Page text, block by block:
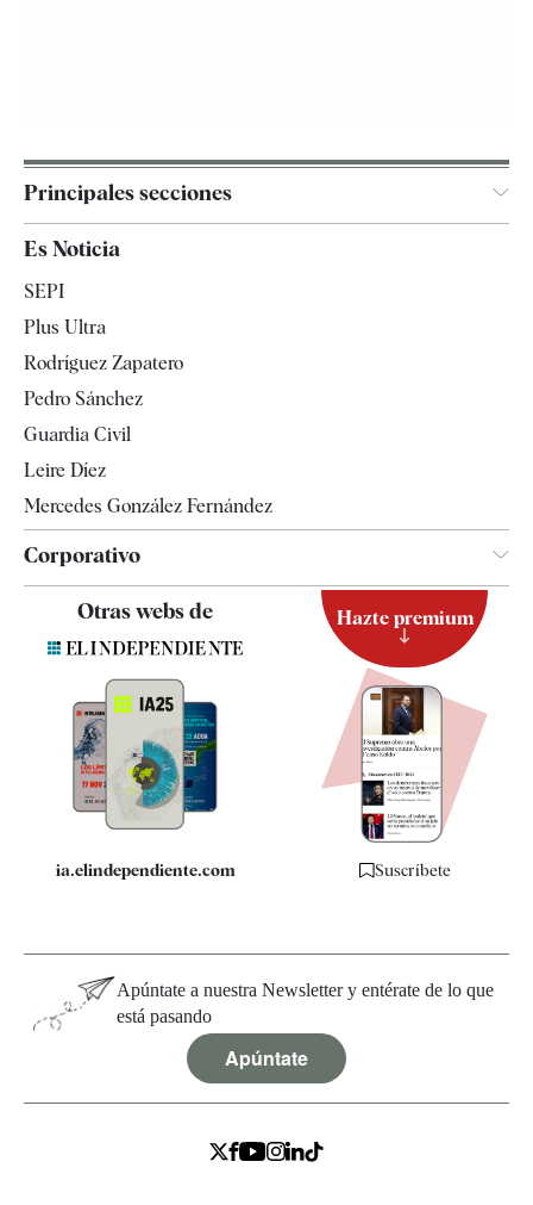
Principales secciones
Televisión
Es Noticia
SEPI
Plus Ultra
Rodríguez Zapatero
Pedro Sánchez
Guardia Civil
Leire Díez
Mercedes González Fernández
Corporativo
Quiénes somos
Especificaciones
Otras webs de
ia.elindependiente.com
Hazte premium
Suscríbete
Apúntate a nuestra Newsletter y entérate de lo que
está pasando
Apúntate